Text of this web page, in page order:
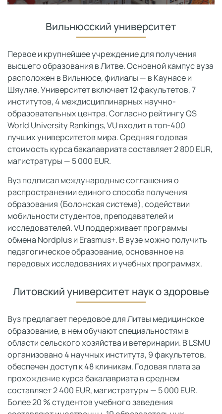
Вильнюсский университет
Первое и крупнейшее учреждение для получения
высшего образования в Литве. Основной кампус вуза
расположен в Вильнюсе, филиалы — в Каунасе и
Шяуляе. Университет включает 12 факультетов, 7
институтов, 4 междисциплинарных научно-
образовательных центра. Согласно рейтингу QS
World University Rankings, VU входит в топ-400
лучших университетов мира. Средняя годовая
стоимость курса бакалавриата составляет 2 800 EUR,
магистратуры — 5 000 EUR.
Вуз подписал международные соглашения о
распространении единого способа получения
образования (Болонская система), содействии
мобильности студентов, преподавателей и
исследователей. VU поддерживает программы
обмена Nordplus и Erasmus+. В вузе можно получить
педагогическое образование, основанное на
передовых исследованиях и учебных программах.
Литовский университет наук о здоровье
Вуз предлагает передовое для Литвы медицинское
образование, в нем обучают специальностям в
области сельского хозяйства и ветеринарии. В LSMU
организовано 4 научных института, 9 факультетов,
обеспечен доступ к 48 клиникам. Годовая плата за
прохождение курса бакалавриата в среднем
составляет 2 400 EUR, магистратуры — 5 000 EUR.
Более 20 % студентов учебного заведения